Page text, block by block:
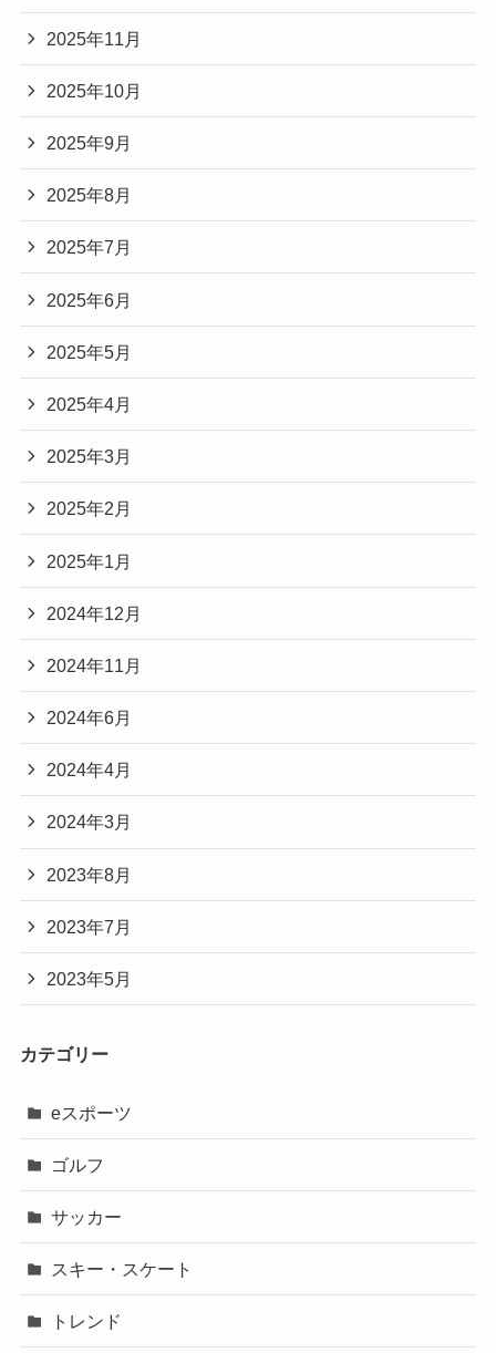
2025年11月
2025年10月
2025年9月
2025年8月
2025年7月
2025年6月
2025年5月
2025年4月
2025年3月
2025年2月
2025年1月
2024年12月
2024年11月
2024年6月
2024年4月
2024年3月
2023年8月
2023年7月
2023年5月
カテゴリー
eスポーツ
ゴルフ
サッカー
スキー・スケート
トレンド